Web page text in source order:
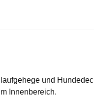
und
Innenbereich.